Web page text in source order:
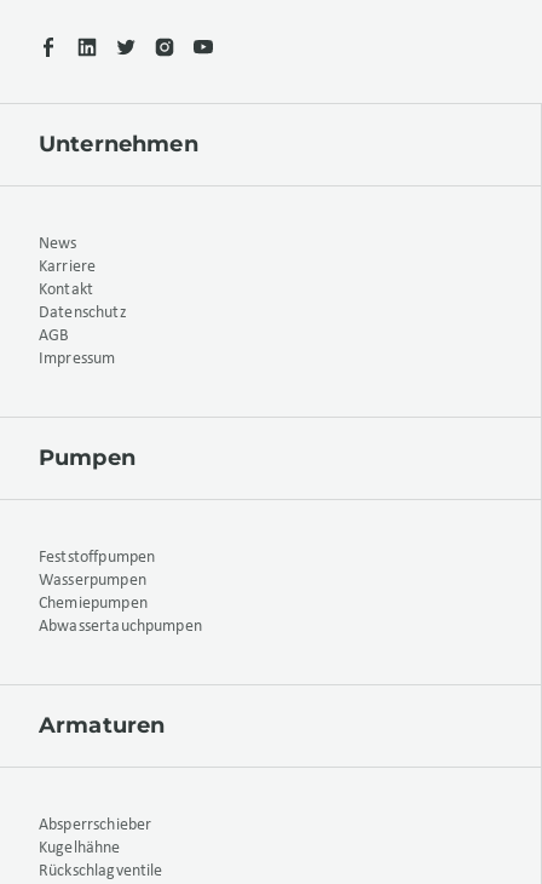
Unternehmen
News
Karriere
Kontakt
Datenschutz
AGB
Impressum
Pumpen
Feststoffpumpen
Wasserpumpen
Chemiepumpen
Abwassertauchpumpen
Armaturen
Absperrschieber
Kugelhähne
Rückschlagventile